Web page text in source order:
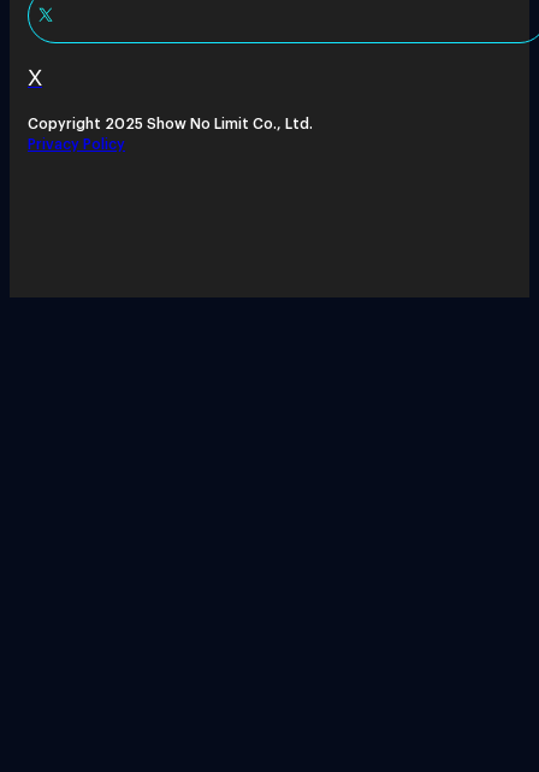
X
Copyright 2025 Show No Limit Co., Ltd.
Privacy Policy